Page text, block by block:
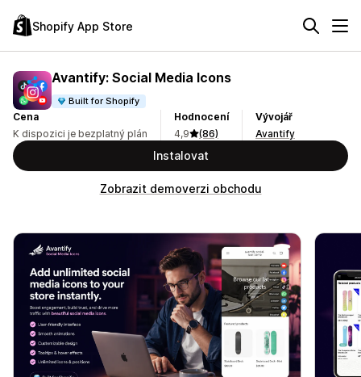
Shopify App Store
Avantify: Social Media Icons
Built for Shopify
Cena
K dispozici je bezplatný plán
Hodnocení
4,9
(86)
Vývojář
Avantify
Instalovat
Zobrazit demoverzi obchodu